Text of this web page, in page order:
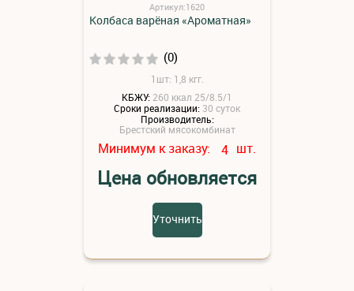
Артикул:1620
Колбаса варёная «Ароматная»
(0)
1шт: 1,8 кгг.
КБЖУ: 260 ккал 25/8.5/1
Сроки реализации: 30 суток
Производитель:
Брестский мясокомбинат
Минимум к заказу: 4 шт.
Цена обновляется
Уточнить